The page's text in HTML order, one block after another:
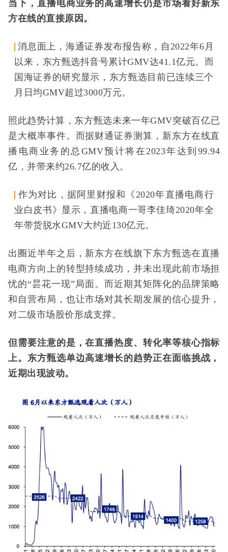
当下，直播电商业务的高速增长仍是市场看好新东
方在线的直接原因。
消息面上，海通证券发布报告称，自2022年6月
以来，东方甄选抖音号累计GMV达41.1亿元。而
国海证券的研究显示，东方甄选目前已连续三个
月日均GMV超过3000万元。
照此趋势计算，东方甄选未来一年GMV突破百亿已
是大概率事件。而据财通证券测算，新东方在线直
播电商业务的总GMV预计将在2023年达到99.94
亿，并带来约26.7亿的收入。
作为对比，据阿里财报和《2020年直播电商行
业白皮书》显示，直播电商一哥李佳琦2020年全
年带货脱水GMV大约近130亿元。
出圈近半年之后，新东方在线旗下东方甄选在直播
电商方向上的转型持续成功，并未出现此前市场担
忧的“昙花一现”局面。而近期其矩阵化的品牌策略
和自营布局，也让市场对其长期发展的信心提升，
对二级市场股价形成支撑。
但需要注意的是，在直播热度、转化率等核心指标
上。东方甄选单边高速增长的趋势正在面临挑战，
近期出现波动。